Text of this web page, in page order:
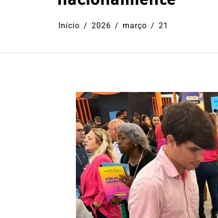
Início 2026 março 21
Em Cultura Ilhabela
Litoral
Turismo